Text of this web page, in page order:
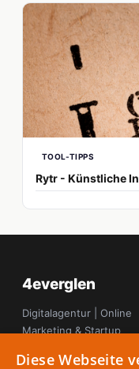
TOOL-TIPPS
Rytr - Künstliche
4everglen
Digitalagentur | Online
Marketing & Startup
Diese Webseite